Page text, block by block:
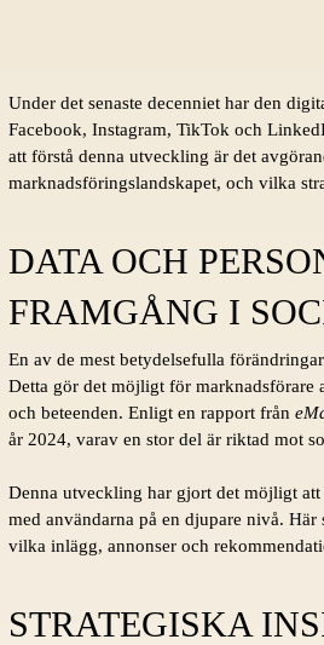
Under det senaste decenniet har den
Facebook, Instagram, TikTok och
att förstå denna utveckling är det
marknadsföringslandskapet, och vilka
DATA OCH
FRAMGÅNG I
En av de mest betydelsefulla
Detta gör det möjligt för marknadsförare
och beteenden. Enligt en rapport från
år 2024, varav en stor del är riktad mot
Denna utveckling har gjort det möjligt att
med användarna på en djupare nivå.
vilka inlägg, annonser och
STRATEGISKA